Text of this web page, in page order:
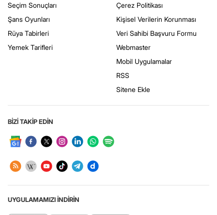
Seçim Sonuçları
Şans Oyunları
Rüya Tabirleri
Yemek Tarifleri
Çerez Politikası
Kişisel Verilerin Korunması
Veri Sahibi Başvuru Formu
Webmaster
Mobil Uygulamalar
RSS
Sitene Ekle
BİZİ TAKİP EDİN
UYGULAMAMIZI İNDİRİN